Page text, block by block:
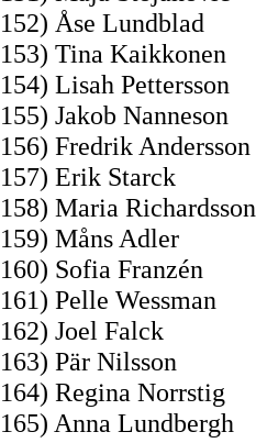
152) Åse Lundblad
153) Tina Kaikkonen
154) Lisah Pettersson
155) Jakob Nanneson
156) Fredrik Andersson
157) Erik Starck
158) Maria Richardsson
159) Måns Adler
160) Sofia Franzén
161) Pelle Wessman
162) Joel Falck
163) Pär Nilsson
164) Regina Norrstig
165) Anna Lundbergh